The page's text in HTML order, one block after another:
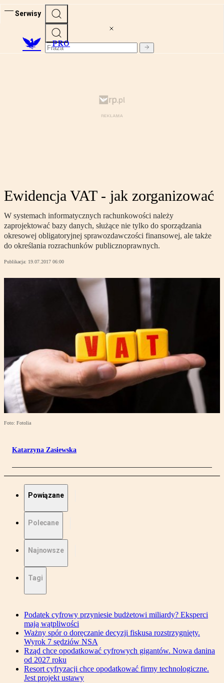
Serwisy
PRO
Ewidencja VAT - jak zorganizować
W systemach informatycznych rachunkowości należy
zaprojektować bazy danych, służące nie tylko do sporządzania
okresowej obligatoryjnej sprawozdawczości finansowej, ale także
do określania rozrachunków publicznoprawnych.
Publikacja: 19.07.2017 06:00
Foto: Fotolia
Katarzyna Zasiewska
Powiązane
Polecane
Najnowsze
Tagi
Podatek cyfrowy przyniesie budżetowi miliardy? Eksperci
mają wątpliwości
Ważny spór o doręczanie decyzji fiskusa rozstrzygnięty.
Wyrok 7 sędziów NSA
Rząd chce opodatkować cyfrowych gigantów. Nowa danina
od 2027 roku
Resort cyfryzacji chce opodatkować firmy technologiczne.
Jest projekt ustawy